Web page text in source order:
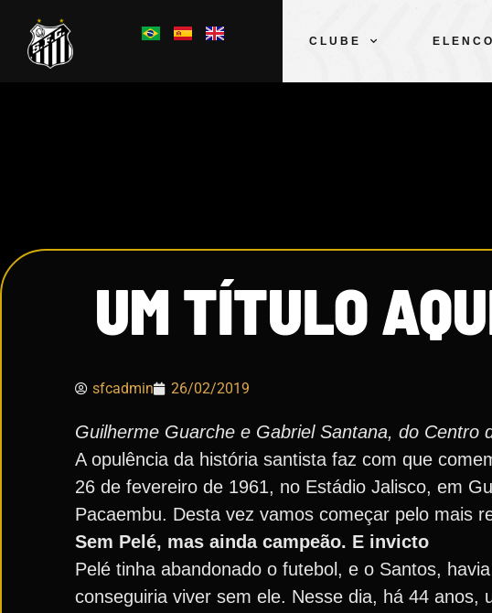
CLUBE
UM TÍTULO
sfcadmin 26/02/2019
Guilherme Guarche e Gabriel Santana, do Centro
A opulência da história santista faz com que
26 de fevereiro de 1961, no Estádio Jalisco, em
Pacaembu. Desta vez vamos começar pelo mais
Sem Pelé, mas ainda campeão. E invicto
Pelé tinha abandonado o futebol, e o Santos,
conseguiria viver sem ele. Nesse dia, há 44 anos,